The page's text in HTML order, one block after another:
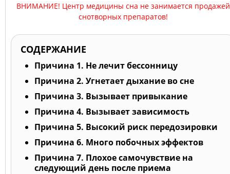
ВНИМАНИЕ! Центр медицины сна не занимается продажей
снотворных препаратов!
СОДЕРЖАНИЕ
Причина 1. Не лечит бессонницу
Причина 2. Угнетает дыхание во сне
Причина 3. Вызывает привыкание
Причина 4. Вызывает зависимость
Причина 5. Высокий риск передозировки
Причина 6. Много побочных эффектов
Причина 7. Плохое самочувствие на
следующий день после приема